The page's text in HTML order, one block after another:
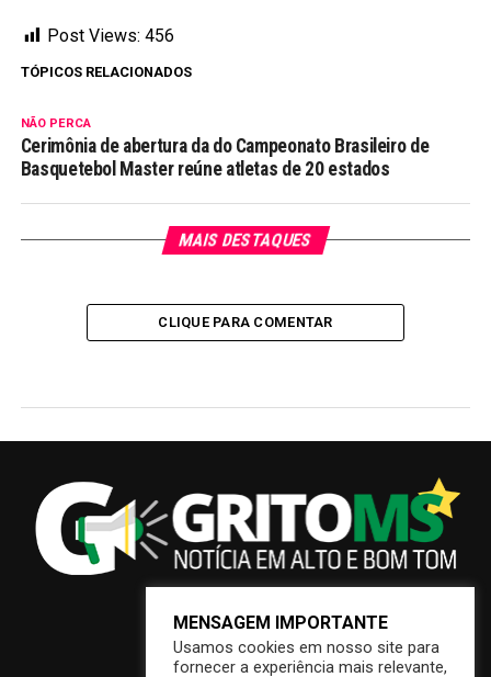
Post Views: 456
TÓPICOS RELACIONADOS
NÃO PERCA
Cerimônia de abertura da do Campeonato Brasileiro de
Basquetebol Master reúne atletas de 20 estados
MAIS DESTAQUES
CLIQUE PARA COMENTAR
MENSAGEM IMPORTANTE
Usamos cookies em nosso site para
fornecer a experiência mais relevante,